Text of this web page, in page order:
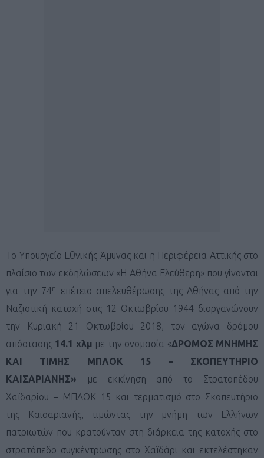
Το Υπουργείο Εθνικής Άμυνας και η Περιφέρεια Αττικής στο
πλαίσιο των εκδηλώσεων «Η Αθήνα Ελεύθερη» που γίνονται
για την 74η
επέτειο απελευθέρωσης της Αθήνας από την
Ναζιστική κατοχή στις 12 Οκτωβρίου 1944 διοργανώνουν
την Κυριακή 21 Οκτωβρίου 2018, τον αγώνα δρόμου
απόστασης 14.1 χλμ με την ονομασία «ΔΡΟΜΟΣ ΜΝΗΜΗΣ
ΚΑΙ ΤΙΜΗΣ ΜΠΛΟΚ 15 – ΣΚΟΠΕΥΤΗΡΙΟ
ΚΑΙΣΑΡΙΑΝΗΣ»
με εκκίνηση από το Στρατοπέδου
Χαϊδαρίου – ΜΠΛΟΚ 15 και τερματισμό στο Σκοπευτήριο
της Καισαριανής, τιμώντας την μνήμη των Ελλήνων
πατριωτών που κρατούνταν στη διάρκεια της κατοχής στο
στρατόπεδο συγκέντρωσης στο Χαϊδάρι και εκτελέστηκαν